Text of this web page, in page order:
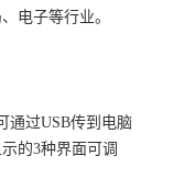
电子等行业。
通过USB传到电脑
的3种界面可调